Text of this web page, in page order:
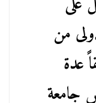
من
عدة
جامعة